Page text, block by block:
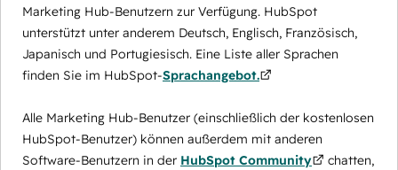
Marketing Hub-Benutzern zur Verfügung. HubSpot
unterstützt unter anderem Deutsch, Englisch, Französisch,
Japanisch und Portugiesisch. Eine Liste aller Sprachen
finden Sie im HubSpot-Sprachangebot.
Alle Marketing Hub-Benutzer (einschließlich der kostenlosen
HubSpot-Benutzer) können außerdem mit anderen
Software-Benutzern in der HubSpot Community
chatten,